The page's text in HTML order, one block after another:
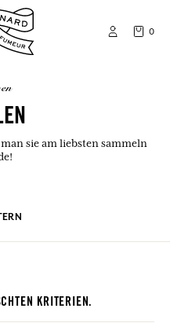
0
sie am liebsten sammeln
KRITERIEN.